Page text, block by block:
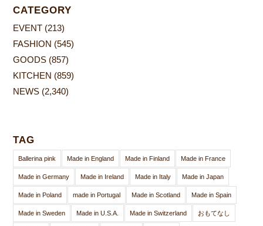
CATEGORY
EVENT (213)
FASHION (545)
GOODS (857)
KITCHEN (859)
NEWS (2,340)
TAG
Ballerina pink Made in England Made in Finland Made in France
Made in Germany Made in Ireland Made in Italy Made in Japan
Made in Poland made in Portugal Made in Scotland Made in Spain
Made in Sweden Made in U.S.A. Made in Switzerland おもてなし